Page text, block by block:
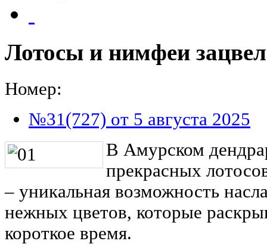
Лотосы и нимфеи
Номер:
№31(727) от 5 августа 2025
В Амурском
прекрасных
‒ уникальная возможность
нежных цветов, которые
короткое время.